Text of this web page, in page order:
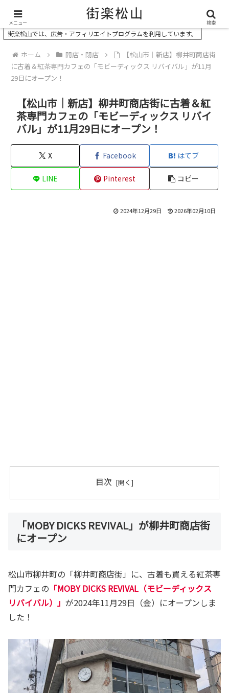
＼ 松山の街を“オモシロク”する地域情報メディア ／
街楽松山では、広告・アフィリエイトプログラムを利用しています。
ホーム 開店・閉店
【松山市｜新店】柳井町商店街
に古着＆紅茶専門カフェの「モビーディックス リバイバル」が11月
29日にオープン！
【松山市｜新店】柳井町商店街に古着＆紅
茶専門カフェの「モビーディックス リバイ
バル」が11月29日にオープン！
X Facebook はてブ
LINE Pinterest コピー
2024年12月29日 2026年02月10日
目次
「MOBY DICKS REVIVAL」が柳井町商店街
にオープン
松山市柳井町の「柳井町商店街」に、古着も買える紅茶専
門カフェの 「MOBY DICKS REVIVAL（モビーディックス
リバイバル）」 が2024年11月29日（金）にオープンしま
した！
メニュー 検索